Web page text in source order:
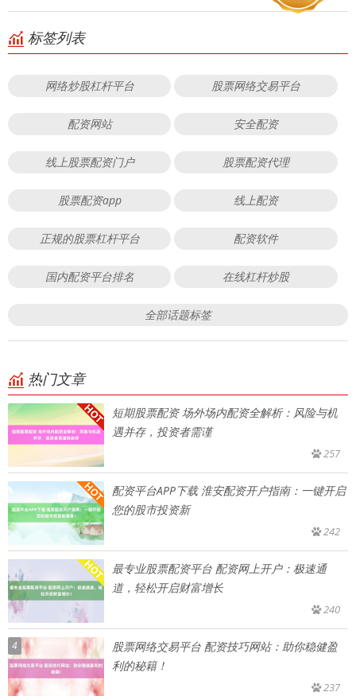
标签列表
网络炒股杠杆平台 股票网络交易平台
配资网站 安全配资
线上股票配资门户 股票配资代理
股票配资app 线上配资
正规的股票杠杆平台 配资软件
国内配资平台排名 在线杠杆炒股
全部话题标签
热门文章
短期股票配资 场外场内配资全解析：风险与机
遇并存，投资者需谨
257
配资平台APP下载 淮安配资开户指南：一键开启
您的股市投资新
242
最专业股票配资平台 配资网上开户：极速通
道，轻松开启财富增长
240
4
股票网络交易平台 配资技巧网站：助你稳健盈
利的秘籍！
237